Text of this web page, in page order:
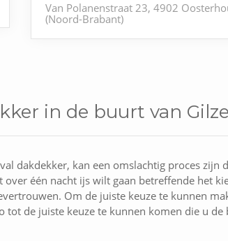
Van Polanenstraat 23, 4902
(Noord-Brabant)
in de buurt van
dakdekker, kan een omslachtig proces zijn
één nacht ijs wilt gaan betreffende het
Om de juiste keuze te kunnen
de juiste keuze te kunnen komen die u de